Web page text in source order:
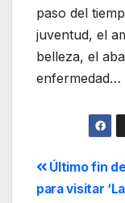
paso del
juventud, el
belleza, el
enfermedad…
Último fin
para visitar